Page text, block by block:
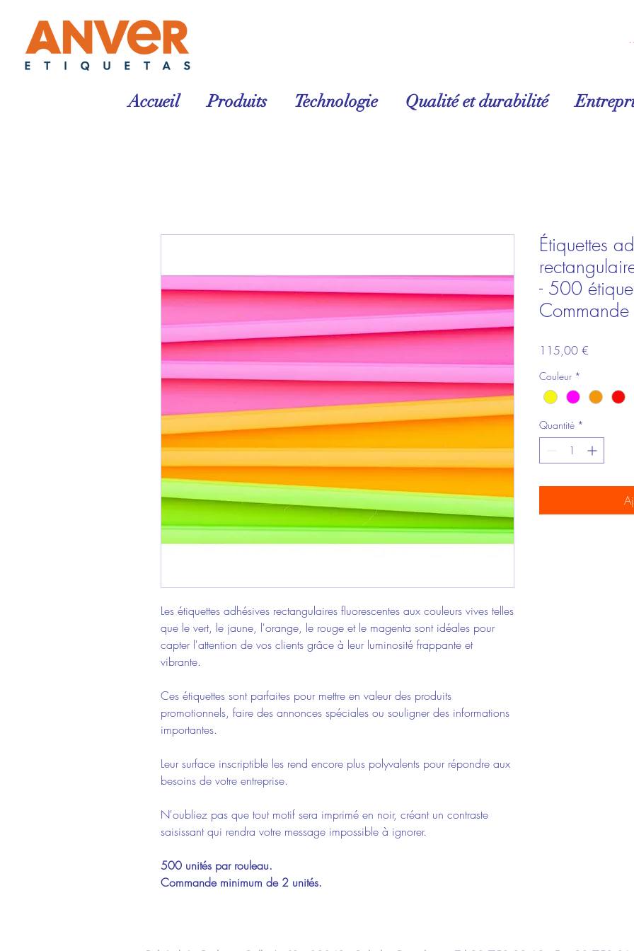
Accueil Produits Technologie Qualité et durabilité
Se
Les étiquettes adhésives rectangulaires fluorescentes aux couleurs vives telles
que le vert, le jaune, l'orange, le rouge et le magenta sont idéales pour
capter l'attention de vos clients grâce à leur luminosité frappante et
vibrante.
Ces étiquettes sont parfaites pour mettre en valeur des produits
promotionnels, faire des annonces spéciales ou souligner des informations
importantes.
Leur surface inscriptible les rend encore plus polyvalents pour répondre aux
besoins de votre entreprise.
N'oubliez pas que tout motif sera imprimé en noir, créant un contraste
saisissant qui rendra votre message impossible à ignorer.
500 unités par rouleau.
Commande minimum de 2 unités.
Étiquettes
- 500
115,00 €
Couleur *
Quantité *